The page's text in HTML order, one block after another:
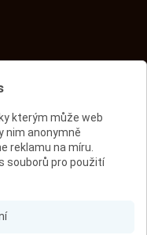
kterým může web
nim anonymně
reklamu na míru.
souborů pro použití